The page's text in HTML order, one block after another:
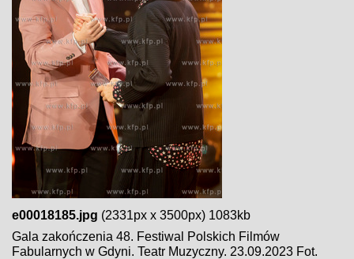
e00018185.jpg (2331px x 3500px) 1083kb
Gala zakończenia 48. Festiwal Polskich Filmów
Fabularnych w Gdyni. Teatr Muzyczny. 23.09.2023 Fot.